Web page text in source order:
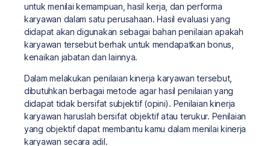
untuk menilai kemampuan, hasil kerja, dan performa
karyawan dalam satu perusahaan. Hasil evaluasi yang
didapat akan digunakan sebagai bahan penilaian apakah
karyawan tersebut berhak untuk mendapatkan bonus,
kenaikan jabatan dan lainnya.
Dalam melakukan penilaian kinerja karyawan tersebut,
dibutuhkan berbagai metode agar hasil penilaian yang
didapat tidak bersifat subjektif (opini). Penilaian kinerja
karyawan haruslah bersifat objektif atau terukur. Penilaian
yang objektif dapat membantu kamu dalam menilai kinerja
karyawan secara adil.